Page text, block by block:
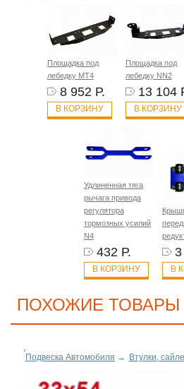
Площадка под
лебедку MT4
8 952 Р.
В КОРЗИНУ
Площадка под
лебедку NN2
13 104
В КОРЗИНУ
Удлиненная тяга
рычага привода
регулятора
тормозных усилий
N4
432 Р.
В КОРЗИНУ В
ПОХОЖИЕ ТОВАРЫ
Подвеска Автомобиля → Втулки,